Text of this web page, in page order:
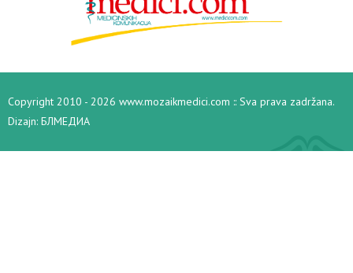
Copyright 2010 - 2026 www.mozaikmedici.com :: Sva prava zadržana.
Dizajn: БЛМЕДИА